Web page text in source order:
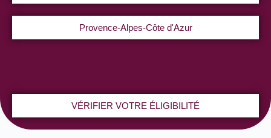
Provence-Alpes-Côte d'Azur
VÉRIFIER VOTRE ÉLIGIBILITÉ